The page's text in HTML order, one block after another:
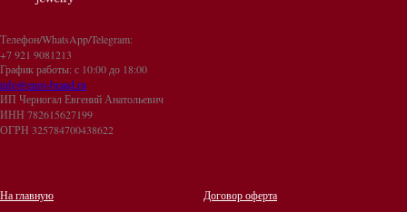
Телефон/WhatsApp/Telegram:
+7 921 9081213
График работы: с 10:00 до 18:00
info@euro-brand.ru
ИП Черногал Евгений Анатольевич
ИНН 782615627199
ОГРН 325784700438622
На главную Договор оферта